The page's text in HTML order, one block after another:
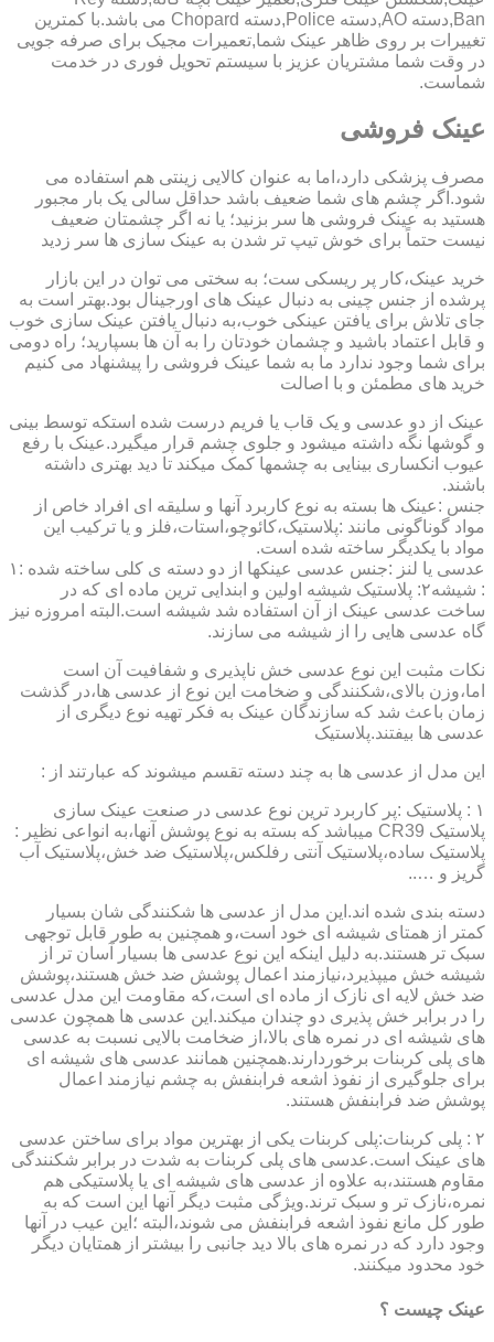
Ban,دسته AO,دسته Police,دسته Chopard می باشد.با کمترین
تغییرات بر روی ظاهر عینک شما,تعمیرات مجیک برای صرفه جویی
در وقت شما مشتریان عزیز با سیستم تحویل فوری در خدمت
شماست.
عینک فروشی
مصرف پزشکی دارد،اما به عنوان کالایی زینتی هم استفاده می
شود.اگر چشم های شما ضعیف باشد حداقل سالی یک بار مجبور
هستید به عینک فروشی ها سر بزنید؛ یا نه اگر چشمتان ضعیف
نیست حتماً برای خوش تیپ تر شدن به عینک سازی ها سر زدید
خرید عینک،کار پر ریسکی ست؛ به سختی می توان در این بازار
پرشده از جنس چینی به دنبال عینک های اورجینال بود.بهتر است به
جای تلاش برای یافتن عینکی خوب،به دنبال یافتن عینک سازی خوب
و قابل اعتماد باشید و چشمان خودتان را به آن ها بسپارید؛ راه دومی
برای شما وجود ندارد ما به شما عینک فروشی را پیشنهاد می کنیم
خرید های مطمئن و با اصالت
عینک از دو عدسی و یک قاب یا فریم درست شده استکه توسط بینی
و گوشها نگه داشته میشود و جلوی چشم قرار میگیرد.عینک با رفع
عیوب انکساری بینایی به چشمها کمک میکند تا دید بهتری داشته
باشند.
جنس :عینک ها بسته به نوع کاربرد آنها و سلیقه ای افراد خاص از
مواد گوناگونی مانند :پلاستیک،کائوچو،استات،فلز و یا ترکیب این
مواد با یکدیگر ساخته شده است.
عدسی یا لنز :جنس عدسی عینکها از دو دسته ی کلی ساخته شده :۱
: شیشه۲: پلاستیک شیشه اولین و ابندایی ترین ماده ای که در
ساخت عدسی عینک از آن استفاده شد شیشه است.البته امروزه نیز
گاه عدسی هایی را از شیشه می سازند.
نکات مثبت این نوع عدسی خش ناپذیری و شفافیت آن است
اما،وزن بالای،شکنندگی و ضخامت این نوع از عدسی ها،در گذشت
زمان باعث شد که سازندگان عینک به فکر تهیه نوع دیگری از
عدسی ها بیفتند.پلاستیک
این مدل از عدسی ها به چند دسته تقسم میشوند که عبارتند از :
۱ : پلاستیک :پر کاربرد ترین نوع عدسی در صنعت عینک سازی
پلاستیک CR39 میباشد که بسته به نوع پوشش آنها،به انواعی نظیر :
پلاستیک ساده،پلاستیک آنتی رفلکس،پلاستیک ضد خش،پلاستیک آب
گریز و …..
دسته بندی شده اند.این مدل از عدسی ها شکنندگی شان بسیار
کمتر از همتای شیشه ای خود است،و همچنین به طور قابل توجهی
سبک تر هستند.به دلیل اینکه این نوع عدسی ها بسیار آسان تر از
شیشه خش میپذیرد،نیازمند اعمال پوشش ضد خش هستند،پوشش
ضد خش لایه ای نازک از ماده ای است،که مقاومت این مدل عدسی
را در برابر خش پذیری دو چندان میکند.این عدسی ها همچون عدسی
های شیشه ای در نمره های بالا،از ضخامت بالایی نسبت به عدسی
های پلی کربنات برخوردارند.همچنین همانند عدسی های شیشه ای
برای جلوگیری از نفوذ اشعه فرابنفش به چشم نیازمند اعمال
پوشش ضد فرابنفش هستند.
۲ : پلی کربنات:پلی کربنات یکی از بهترین مواد برای ساختن عدسی
های عینک است.عدسی های پلی کربنات به شدت در برابر شکنندگی
مقاوم هستند،به علاوه از عدسی های شیشه ای یا پلاستیکی هم
نمره،نازک تر و سبک ترند.ویژگی مثبت دیگر آنها این است که به
طور کل مانع نفوذ اشعه فرابنفش می شوند،البته ؛این عیب در آنها
وجود دارد که در نمره های بالا دید جانبی را بیشتر از همتایان دیگر
خود محدود میکنند.
عینک چیست ؟